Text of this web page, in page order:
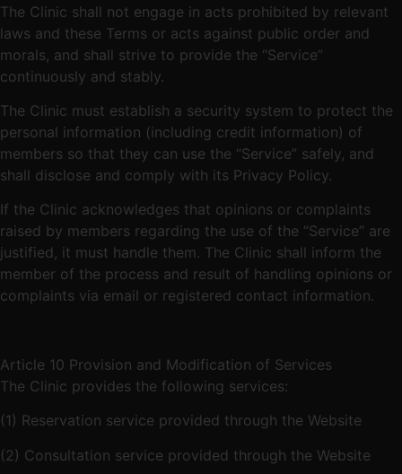
The Clinic shall not engage in acts prohibited by relevant
laws and these Terms or acts against public order and
morals, and shall strive to provide the “Service”
continuously and stably.
The Clinic must establish a security system to protect the
personal information (including credit information) of
members so that they can use the “Service” safely, and
shall disclose and comply with its Privacy Policy.
If the Clinic acknowledges that opinions or complaints
raised by members regarding the use of the “Service” are
justified, it must handle them. The Clinic shall inform the
member of the process and result of handling opinions or
complaints via email or registered contact information.
Article 10 Provision and Modification of Services
The Clinic provides the following services:
(1) Reservation service provided through the Website
(2) Consultation service provided through the Website